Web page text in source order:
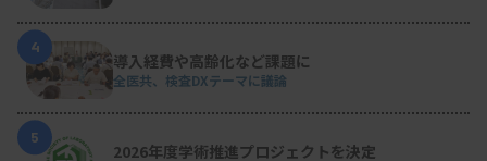
4
導入経費や高齢化など課題に
全医共、検査DXテーマに議論
5
2026年度学術推進プロジェクトを決定